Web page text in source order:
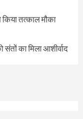
किया तत्काल मौका
का मिला आशीर्वाद